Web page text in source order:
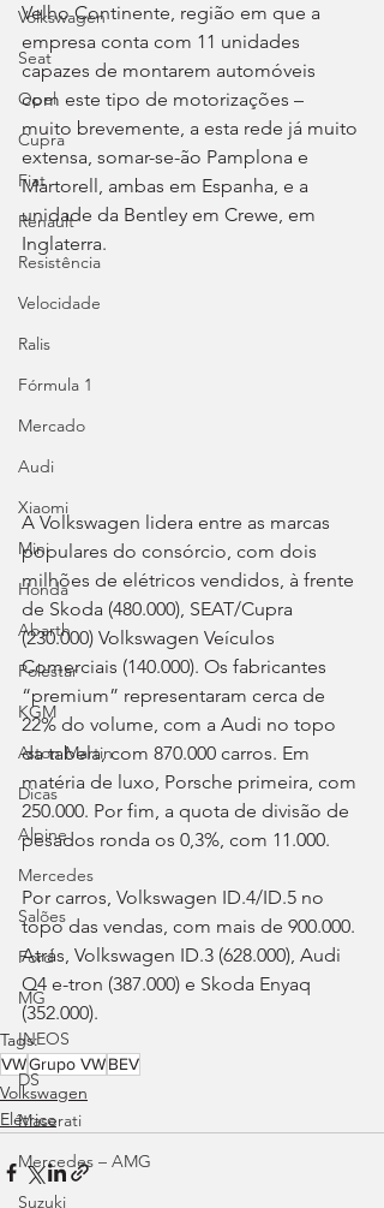
Volkswagen
Seat
Opel
Cupra
Fiat
Renault
Resistência
Velocidade
Ralis
Fórmula 1
Mercado
Audi
Xiaomi
Mini
Honda
Abarth
Polestar
KGM
Aston Martin
Dicas
Alpine
Mercedes
Salões
Ford
MG
INEOS
DS
Maserati
Mercedes – AMG
Suzuki
Velho Continente, região em que a
empresa conta com 11 unidades
capazes de montarem automóveis
com este tipo de motorizações –
muito brevemente, a esta rede já muito
extensa, somar-se-ão Pamplona e
Martorell, ambas em Espanha, e a
unidade da Bentley em Crewe, em
Inglaterra.
A Volkswagen lidera entre as marcas
populares do consórcio, com dois
milhões de elétricos vendidos, à frente
de Skoda (480.000), SEAT/Cupra
(230.000) Volkswagen Veículos
Comerciais (140.000). Os fabricantes
“premium” representaram cerca de
22% do volume, com a Audi no topo
da tabela, com 870.000 carros. Em
matéria de luxo, Porsche primeira, com
250.000. Por fim, a quota de divisão de
pesados ronda os 0,3%, com 11.000.
Por carros, Volkswagen ID.4/ID.5 no
topo das vendas, com mais de 900.000.
Atrás, Volkswagen ID.3 (628.000), Audi
Q4 e-tron (387.000) e Skoda Enyaq
(352.000).
Tags:
VWGrupo VWBEV
Volkswagen
Elétrico